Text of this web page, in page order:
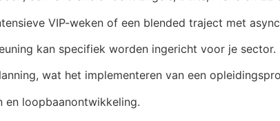
VIP-weken of een blended traject met
kan specifiek worden ingericht voor je sector.
wat het implementeren van een
loopbaanontwikkeling.